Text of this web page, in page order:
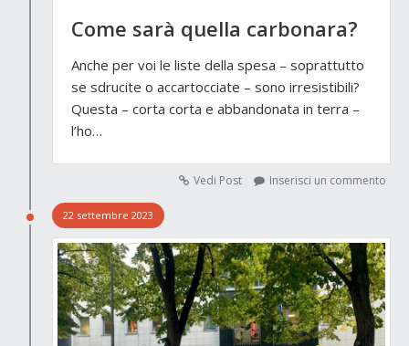
Come sarà quella carbonara?
Anche per voi le liste della spesa – soprattutto
se sdrucite o accartocciate – sono irresistibili?
Questa – corta corta e abbandonata in terra –
l’ho…
Vedi Post Inserisci un commento
22 settembre 2023